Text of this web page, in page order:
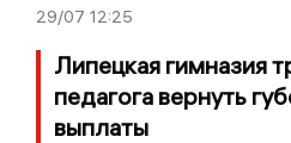
29/07 12:25
Липецкая гимназия
педагога вернуть
выплаты